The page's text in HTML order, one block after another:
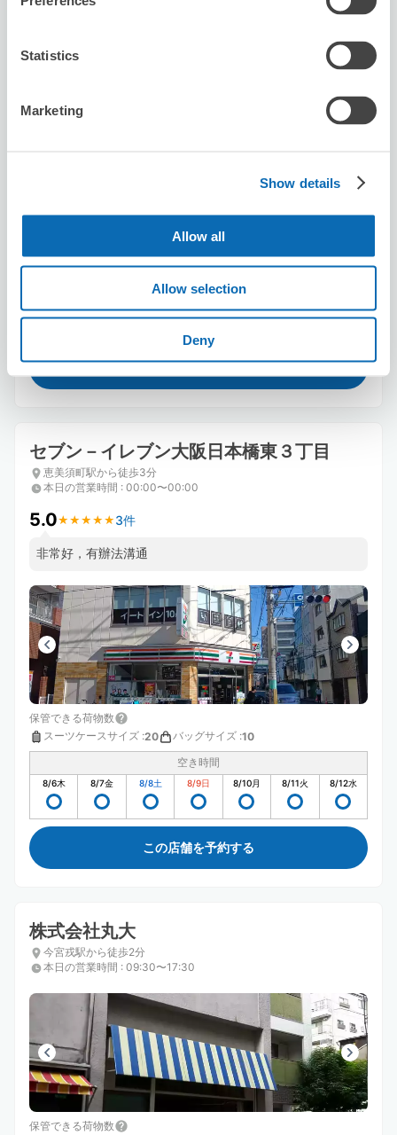
Statistics
Marketing
Show details
Allow all
Allow selection
Deny
お忙しい中、丁寧な対応ありがとうございました。ご縁が
スーツケースサイズ:20 バッグサイズ:20
空き時間
この店舗を予約する
セブン－イレブン大阪日本橋東３丁目
恵美須町駅から徒歩3分
本日の営業時間 : 00:00〜00:00
5.0★ ★ ★ ★ ★
★ ★ ★ ★ ★ 3件
非常好，有辦法溝通
保管できる荷物数
スーツケースサイズ :20 バッグサイズ :10
空き時間
8/6木 8/7金 8/8土 8/9日 8/10月 8/11火 8/12水
この店舗を予約する
株式会社丸大
今宮戎駅から徒歩2分
本日の営業時間 : 09:30〜17:30
保管できる荷物数